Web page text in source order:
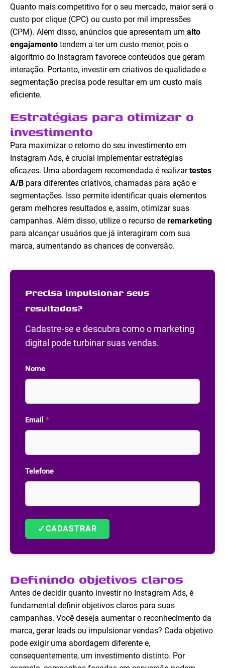
Quanto mais competitivo for o seu mercado, maior será o
custo por clique (CPC) ou custo por mil impressões
(CPM). Além disso, anúncios que apresentam um alto
engajamento tendem a ter um custo menor, pois o
algoritmo do Instagram favorece conteúdos que geram
interação. Portanto, investir em criativos de qualidade e
segmentação precisa pode resultar em um custo mais
eficiente.
Estratégias para otimizar o
investimento
Para maximizar o retorno do seu investimento em
Instagram Ads, é crucial implementar estratégias
eficazes. Uma abordagem recomendada é realizartestes
A/B para diferentes criativos, chamadas para ação e
segmentações. Isso permite identificar quais elementos
geram melhores resultados e, assim, otimizar suas
campanhas. Além disso, utilize o recurso de remarketing
para alcançar usuários que já interagiram com sua
marca, aumentando as chances de conversão.
Precisa impulsionar seus
resultados?
Cadastre-se e descubra como o marketing
digital pode turbinar suas vendas.
Nome
Email *
Telefone
✓CADASTRAR
Definindo objetivos claros
Antes de decidir quanto investir no Instagram Ads, é
fundamental definir objetivos claros para suas
campanhas. Você deseja aumentar o reconhecimento da
marca, gerar leads ou impulsionar vendas? Cada objetivo
pode exigir uma abordagem diferente e,
consequentemente, um investimento distinto. Por